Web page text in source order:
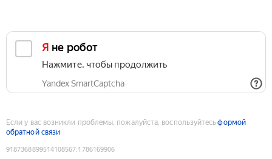
Я не робот
Нажмите, чтобы продолжить
Yandex SmartCaptcha
Если у вас возникли проблемы, пожалуйста, воспользуйтесьформой
обратной связи
9187368899514108567:1786169906